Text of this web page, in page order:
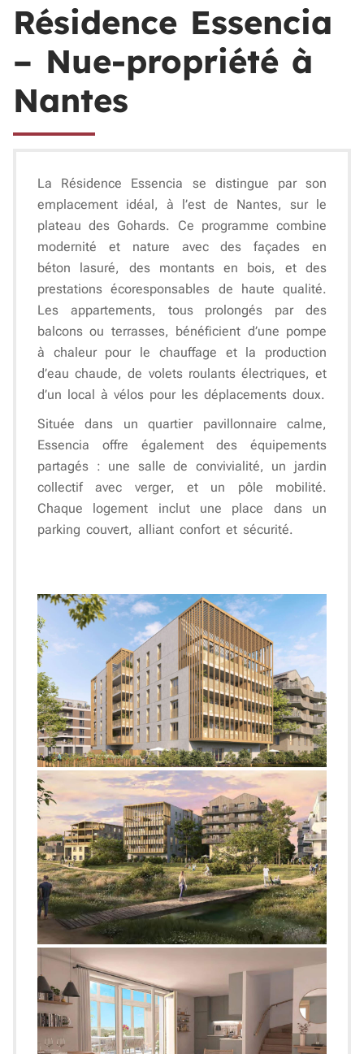
Résidence Essencia
– Nue-propriété à
Nantes
La Résidence Essencia se distingue par son
emplacement idéal, à l’est de Nantes, sur le
plateau des Gohards. Ce programme combine
modernité et nature avec desfaçades en
béton lasuré, des montants en bois, et des
prestations écoresponsables de haute qualité.
Les appartements, tous prolongés par des
balcons ou terrasses, bénéficient d’une pompe
à chaleurpour le chauffage et la production
d’eau chaude, de volets roulants électriques, et
d’un local à vélos pour les déplacements doux.
Située dans un quartier pavillonnaire calme,
Essencia offre également des équipements
partagés : une salle de convivialité, un jardin
collectif avec verger, et un pôle mobilité.
Chaque logement inclut une place dans un
parking couvert, alliant confort et sécurité.